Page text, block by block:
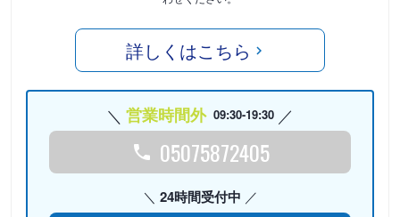
詳しくはこちら
営業時間外 09:30-19:30
05075872405
24時間受付中